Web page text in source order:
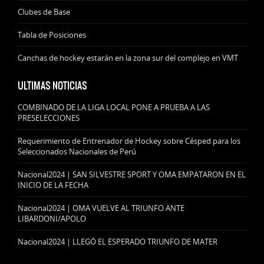
Clubes de Base
Tabla de Posiciones
Canchas de hockey estarán en la zona sur del complejo en VMT
ULTIMAS NOTICIAS
COMBINADO DE LA LIGA LOCAL PONE A PRUEBA A LAS
PRESELECCIONES
Requerimiento de Entrenador de Hockey sobre Césped para los
Seleccionados Nacionales de Perú
Nacional2024 | SAN SILVESTRE SPORT Y OMA EMPATARON EN EL
INICIO DE LA FECHA
Nacional2024 | OMA VUELVE AL TRIUNFO ANTE
LIBARDONI/APOLO
Nacional2024 | LLEGÓ EL ESPERADO TRIUNFO DE MATER